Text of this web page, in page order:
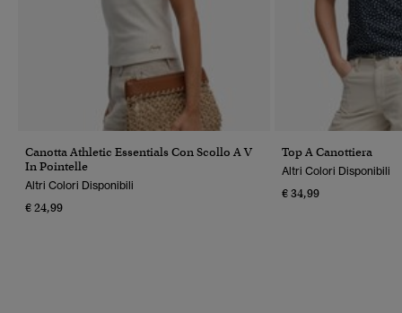
Canotta Athletic Essentials Con Scollo A V
In Pointelle
Altri Colori Disponibili
€ 24,99
Top A Canottiera
Altri Colori Disponibili
€ 34,99